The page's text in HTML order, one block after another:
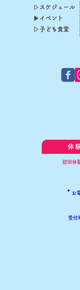
▷スケジュール​
▶イベント
​▷子ども食堂
体
初回体
お
受付